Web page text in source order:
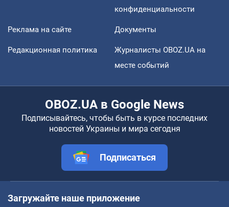
конфиденциальности
Реклама на сайте Документы
Редакционная политика
Журналисты OBOZ.UA на
месте событий
OBOZ.UA в Google News
Подписывайтесь, чтобы быть в курсе последних
новостей Украины и мира сегодня
Подписаться
Загружайте наше приложение